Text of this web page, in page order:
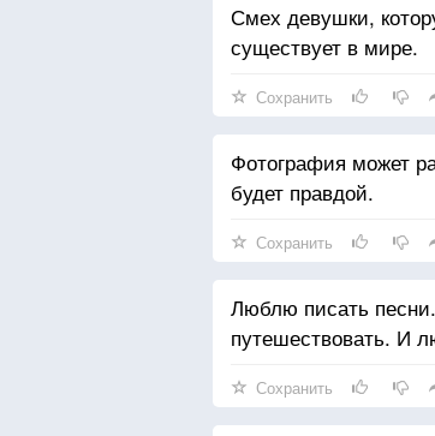
Смех девушки,
существует в мире.
Сохранить
Фотография может
будет правдой.
Сохранить
Люблю писать
путешествовать. И
Сохранить